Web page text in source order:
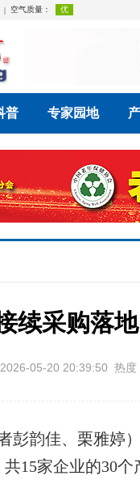
普 专家园地
续采购落
05-20 20:39:50 热
韵佳、栗雅婷
15家企业的30